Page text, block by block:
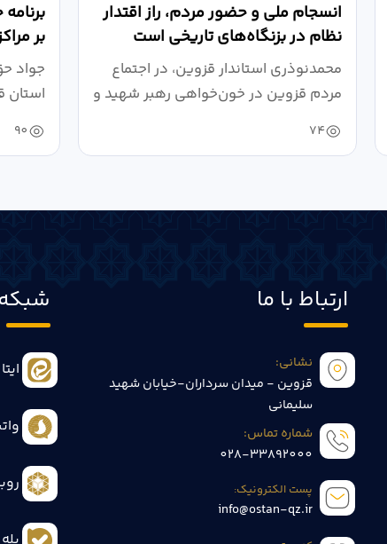
انسجام ملی و حضور مردم، راز اقتدار
نظام در بزنگاه‌های تاریخی است
محمدنوذری استاندار قزوین، در اجتماع
مردم قزوین در خون‌خواهی رهبر شهید و
حمایت...
74
بر
جواد
استان
طی
90
ارتباط با ما
نشانی:
قزوین - میدان سرداران-خیابان شهید
سلیمانی
شماره تماس:
028-33892000
پست الکترونیک:
info@ostan-qz.ir
ایتا